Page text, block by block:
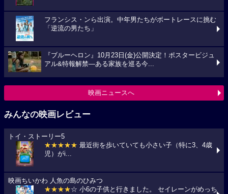
フランシス・ンら出演。中年男たちがボートレースに挑む
「逆流の男たち」
『ブルーヘロン』10月23日(金)公開決定！ポスタービジュ
アル&特報解禁―ある家族を巡る今...
映画ニュースへ
みんなの映画レビュー
トイ・ストーリー5
★★★★★ 最近街を歩いていても小さい子（特に3、4歳
児）がi...
映画ちいかわ 人魚の島のひみつ
★★★★☆ 小6の子供と行きました。 セイレーンがめっち